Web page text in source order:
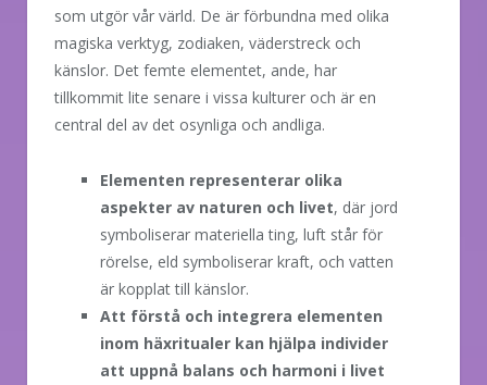
som utgör vår värld. De är förbundna med olika
magiska verktyg, zodiaken, väderstreck och
känslor. Det femte elementet, ande, har
tillkommit lite senare i vissa kulturer och är en
central del av det osynliga och andliga.
Elementen representerar olika
aspekter av naturen och livet, där jord
symboliserar materiella ting, luft står för
rörelse, eld symboliserar kraft, och vatten
är kopplat till känslor.
Att förstå och integrera elementen
inom häxritualer kan hjälpa individer
att uppnå balans och harmoni i livet